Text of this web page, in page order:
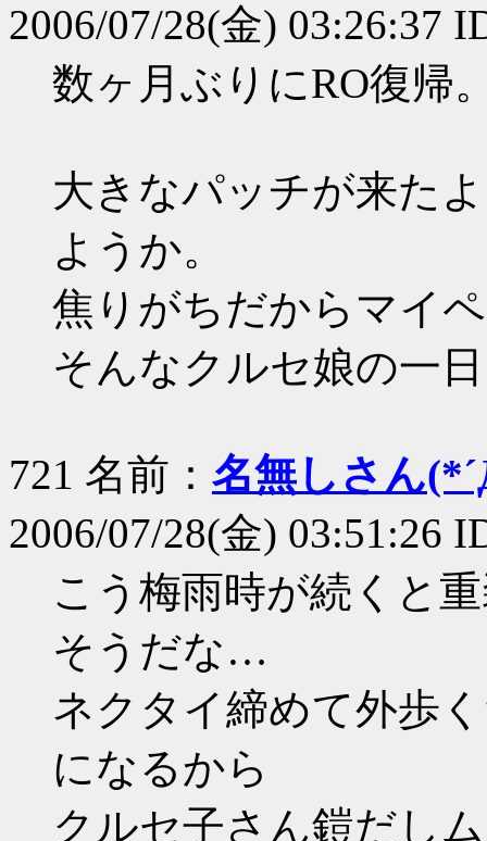
2006/07/28(金) 03:26:37
数ヶ月ぶりにRO復帰
大きなパッチが来た
ようか。
焦りがちだからマイ
そんなクルセ娘の一
721 名前： 名無しさん
2006/07/28(金) 03:51:26
こう梅雨時が続くと
そうだな…
ネクタイ締めて外歩
になるから
クルセ子さん鎧だし